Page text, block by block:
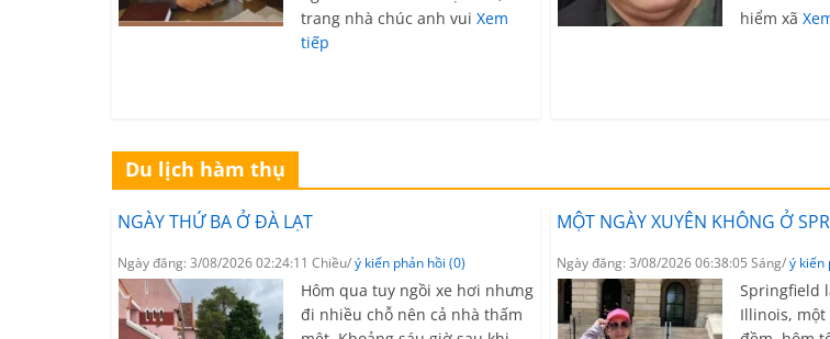
trang nhà chúc anh vuiXem
tiếp
hiểm xã
Du lịch hàm thụ
NGÀY THỨ BA Ở ĐÀ LẠT
Ngày đăng: 3/08/2026 02:24:11 Chiều/ý kiến phản hồi (0)
Hôm qua tuy ngồi xe hơi nhưng
đi nhiều chỗ nên cả nhà thấm
MỘT NGÀY XUYÊN KHÔNG Ở
Ngày đăng: 3/08/2026 06:38:05 Sáng/ý kiến
Springfield
Illinois,